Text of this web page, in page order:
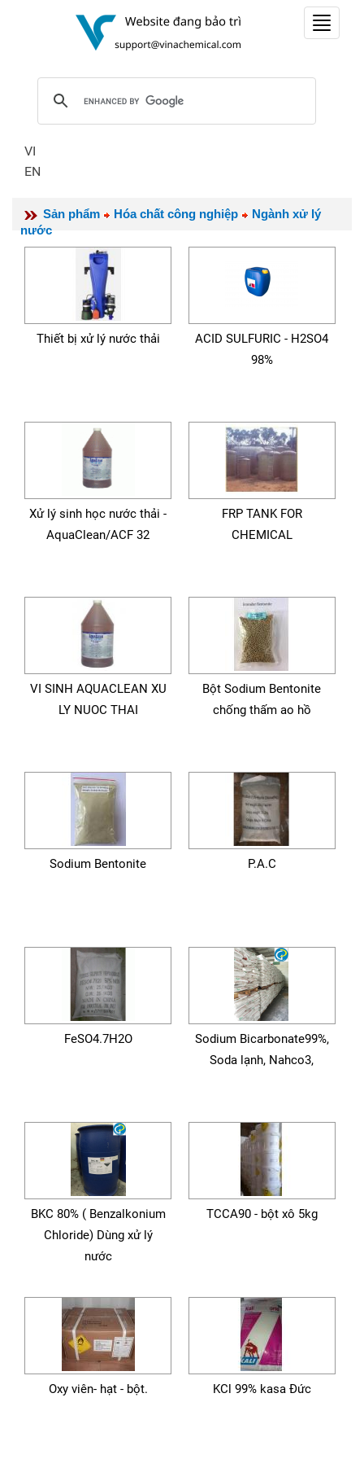
Toggle
VI
EN
Sản phẩm Hóa chất công nghiệp
Ngành xử lý
nước
Thiết bị xử lý nước thải
ACID SULFURIC - H2SO4
98%
Xử lý sinh học nước thải -
AquaClean/ACF 32
FRP TANK FOR
CHEMICAL
VI SINH AQUACLEAN XU
LY NUOC THAI
Bột Sodium Bentonite
chống thấm ao hồ
Sodium Bentonite P.A.C
FeSO4.7H2O
Sodium Bicarbonate99%,
Soda lạnh, Nahco3,
BKC 80% ( Benzalkonium
Chloride) Dùng xử lý
nước
TCCA90 - bột xô 5kg
Oxy viên- hạt - bột. KCl 99% kasa Đức